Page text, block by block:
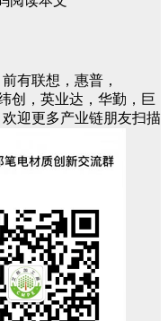
有联想，惠普，
创，英业达，华勤，巨
迎更多产业链朋友扫描